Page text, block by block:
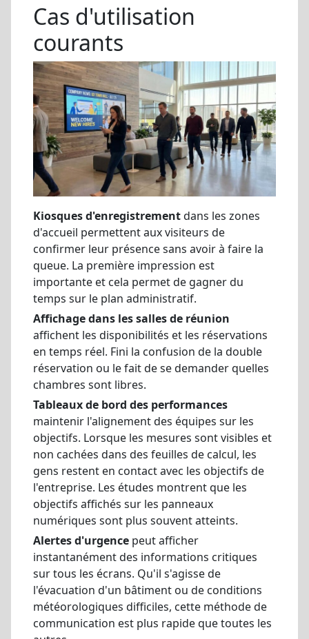
Cas d'utilisation
courants
Kiosques d'enregistrementdans les zones
d'accueil permettent aux visiteurs de
confirmer leur présence sans avoir à faire la
queue. La première impression est
importante et cela permet de gagner du
temps sur le plan administratif.
Affichage dans les salles de réunion
affichent les disponibilités et les réservations
en temps réel. Fini la confusion de la double
réservation ou le fait de se demander quelles
chambres sont libres.
Tableaux de bord des performances
maintenir l'alignement des équipes sur les
objectifs. Lorsque les mesures sont visibles et
non cachées dans des feuilles de calcul, les
gens restent en contact avec les objectifs de
l'entreprise. Les études montrent que les
objectifs affichés sur les panneaux
numériques sont plus souvent atteints.
Alertes d'urgence peut afficher
instantanément des informations critiques
sur tous les écrans. Qu'il s'agisse de
l'évacuation d'un bâtiment ou de conditions
météorologiques difficiles, cette méthode de
communication est plus rapide que toutes les